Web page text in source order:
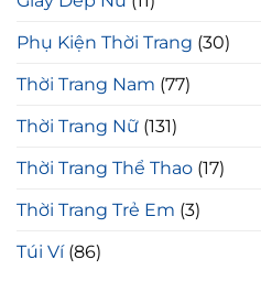
Phụ Kiện Thời Trang (30)
Thời Trang Nam (77)
Thời Trang Nữ (131)
Thời Trang Thể Thao (17)
Thời Trang Trẻ Em (3)
Túi Ví(86)